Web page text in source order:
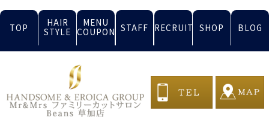
TOP
HAIR
STYLE
MENU
COUPON STAFF RECRUIT SHOP BLOG